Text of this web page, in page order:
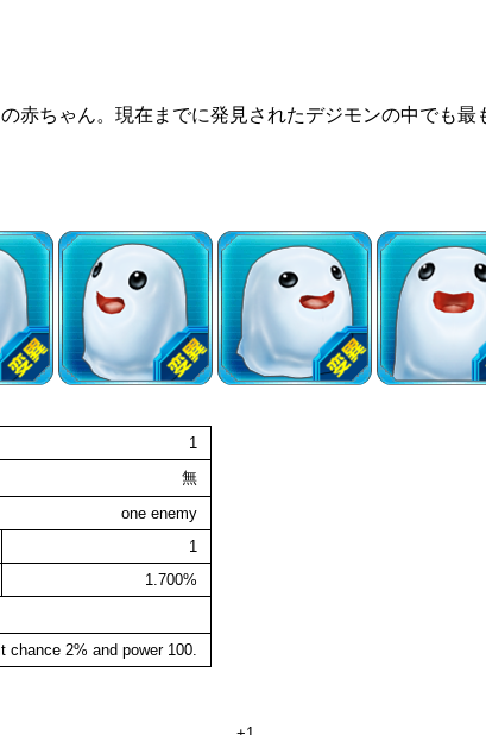
ちゃん。現在までに発見されたデジモンの中でも最
1
無
one enemy
1
1.700%
2% and power 100.